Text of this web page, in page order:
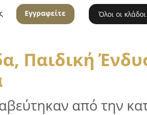
Εγγραφείτε Όλοι οι κλάδοι
Παιδική
από την